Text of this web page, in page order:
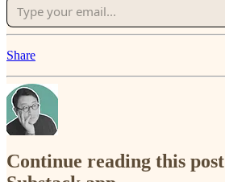
Share
Continue reading this